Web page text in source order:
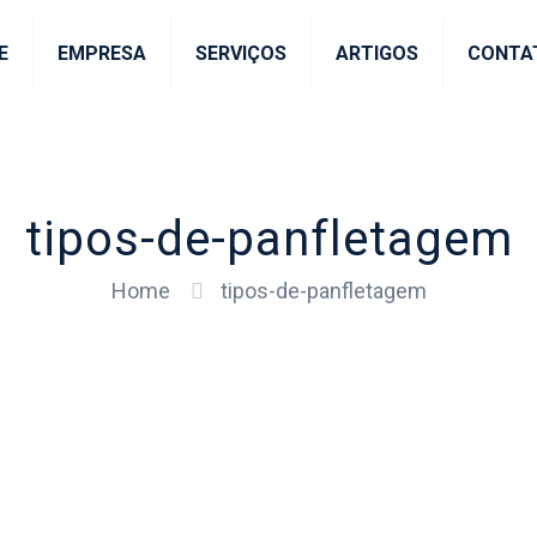
EMPRESA SERVIÇOS ARTIGOS
tipos-de-panfletagem
Home tipos-de-panfletagem